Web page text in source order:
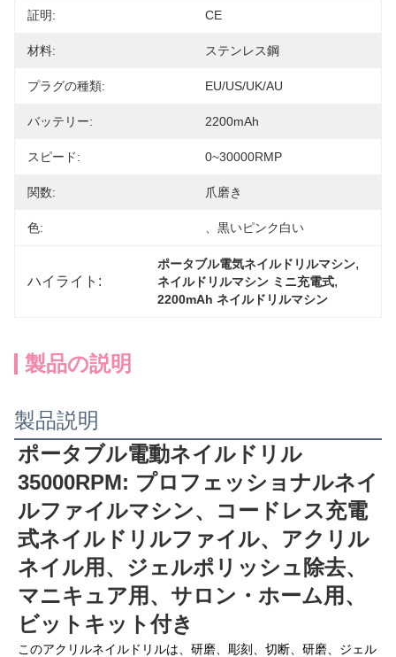
証明: CE
材料: ステンレス鋼
プラグの種類: EU/US/UK/AU
バッテリー: 2200mAh
スピード: 0~30000RMP
関数: 爪磨き
色: 、黒いピンク白い
ハイライト:
ポータブル電気ネイルドリルマシン,
ネイルドリルマシン ミニ充電式,
2200mAh ネイルドリルマシン
製品の説明
製品説明
ポータブル電動ネイルドリル
35000RPM: プロフェッショナルネイ
ルファイルマシン、コードレス充電
式ネイルドリルファイル、アクリル
ネイル用、ジェルポリッシュ除去、
マニキュア用、サロン・ホーム用、
ビットキット付き
このアクリルネイルドリルは、研磨、彫刻、切断、研磨、ジェル